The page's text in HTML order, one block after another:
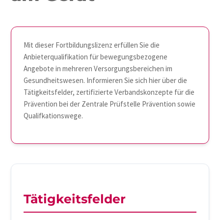
Mit dieser Fortbildungslizenz erfüllen Sie die
Anbieterqualifikation für bewegungsbezogene
Angebote in mehreren Versorgungsbereichen im
Gesundheitswesen. Informieren Sie sich hier über die
Tätigkeitsfelder, zertifizierte Verbandskonzepte für die
Prävention bei der Zentrale Prüfstelle Prävention sowie
Qualifkationswege.
Tätigkeitsfelder